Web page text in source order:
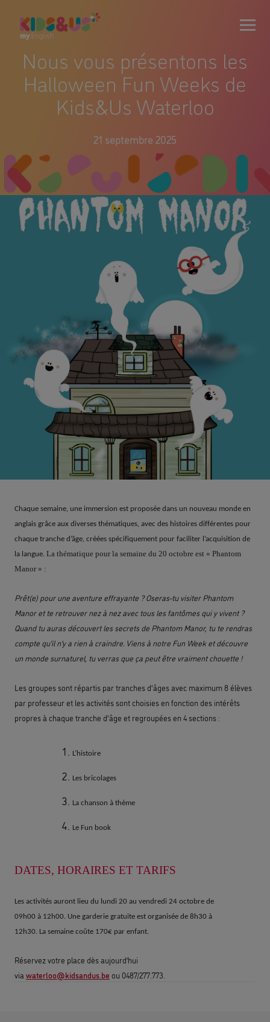
Nous vous présentons les
Halloween Fun Weeks de
Kids&Us Waterloo
21 septembre 2025
Chaque semaine, une immersion est proposée dans un nouveau monde en
anglais grâce aux diverses thématiques, avec des histoires différentes pour
chaque tranche d’âge, créées spécifiquement pour faciliter l’acquisition de
la langue. La thématique pour la semaine du 20 octobre est « Phantom
Manor » :
Prêt(e) pour une aventure effrayante ? Oseras-tu visiter Phantom
Manor et te retrouver nez à nez avec tous les fantômes qui y vivent ?
Quand tu auras découvert les secrets de Phantom Manor, tu te rendras
compte qu’il n’y a rien à craindre. Viens à notre Fun Week et découvre
un monde surnaturel, tu verras que ça peut être vraiment chouette !
Les groupes sont répartis par tranches d'âges avec maximum 8 élèves
par professeur et les activités sont choisies en fonction des intérêts
propres à chaque tranche d'âge et regroupées en 4 sections :
L’histoire
Les bricolages
La chanson à thème
Le Fun book
DATES, HORAIRES ET TARIFS
Les activités auront lieu du
lundi 20 au vendredi 24 octobre de
09h00 à 12h00 . Une garderie gratuite est organisée de 8h30 à
12h30. La semaine coûte 170€ par enfant.
Réservez votre place dès aujourd’hui
via waterloo@kidsandus.be ou 0487/277.773.